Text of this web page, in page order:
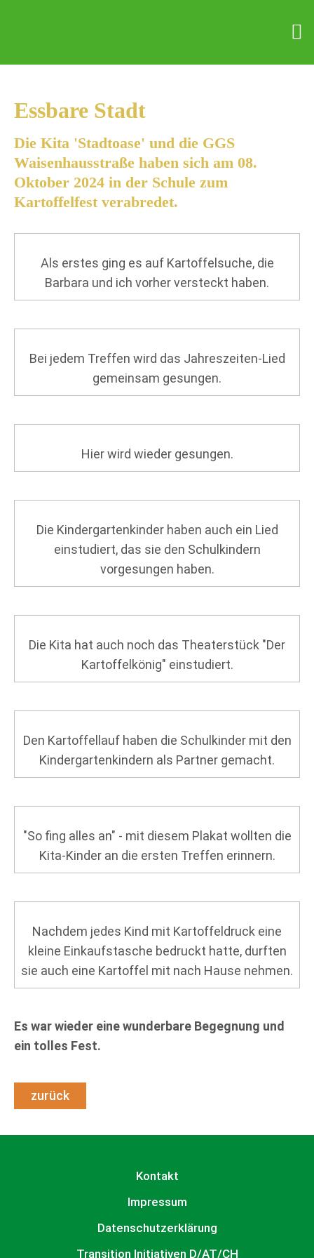
Essbare Stadt
Die Kita 'Stadtoase' und die GGS
Waisenhausstraße haben sich am 08.
Oktober 2024 in der Schule zum
Kartoffelfest verabredet.
Als erstes ging es auf Kartoffelsuche, die
Barbara und ich vorher versteckt haben.
Bei jedem Treffen wird das Jahreszeiten-Lied
gemeinsam gesungen.
Hier wird wieder gesungen.
Die Kindergartenkinder haben auch ein Lied
einstudiert, das sie den Schulkindern
vorgesungen haben.
Die Kita hat auch noch das Theaterstück "Der
Kartoffelkönig" einstudiert.
Den Kartoffellauf haben die Schulkinder mit den
Kindergartenkindern als Partner gemacht.
"So fing alles an" - mit diesem Plakat wollten die
Kita-Kinder an die ersten Treffen erinnern.
Nachdem jedes Kind mit Kartoffeldruck eine
kleine Einkaufstasche bedruckt hatte, durften
sie auch eine Kartoffel mit nach Hause nehmen.
Es war wieder eine wunderbare Begegnung und
ein tolles Fest.
zurück
Kontakt
Impressum
Datenschutzerklärung
Transition Initiativen D/AT/CH